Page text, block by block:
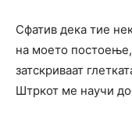
Сфатив дека тие
на моето
затскриваат
Штркот ме научи